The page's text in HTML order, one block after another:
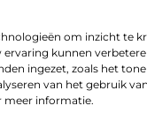
om inzicht te
kunnen
ingezet, zoals het
van het gebruik
meer informatie.